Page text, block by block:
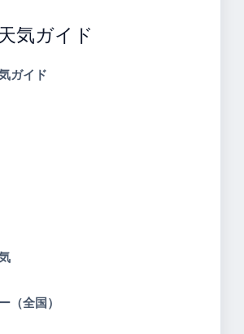
気ガイド
ガイド
（全国）